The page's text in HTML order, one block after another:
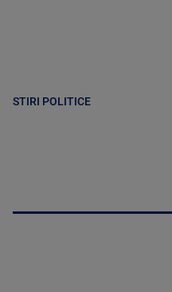
STIRI POLITICE